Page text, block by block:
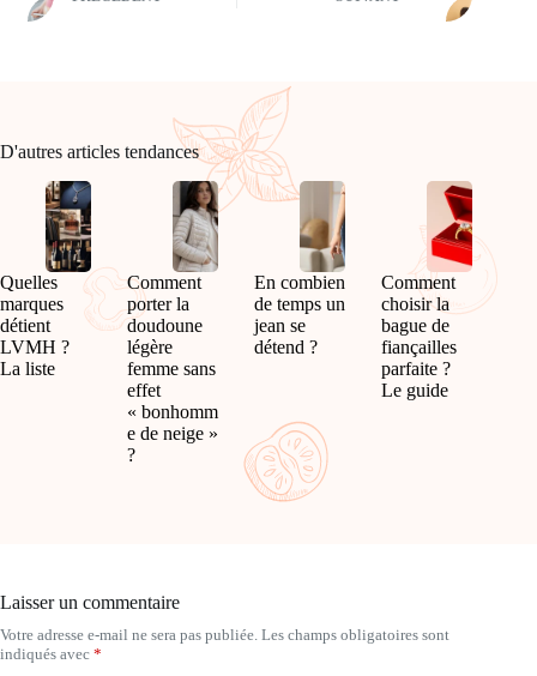
D'autres articles tendances
Quelles
marques
détient
LVMH ?
La liste
Comment
porter la
doudoune
légère
femme sans
effet
« bonhomm
e de neige »
?
En combien
de temps un
jean se
détend ?
Comment
choisir la
bague de
fiançailles
parfaite ?
Le guide
Laisser un commentaire
Votre adresse e-mail ne sera pas publiée. Les champs obligatoires sont
indiqués avec *
A
l